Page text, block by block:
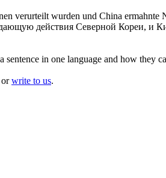
verurteilt wurden und China ermahnte
действия Северной Кореи, и
in one language and how they
orwrite to us.